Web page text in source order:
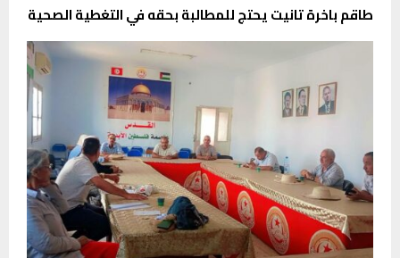
طاقم باخرة تانيت يحتج للمطالبة بحقه في التغطية الصحية